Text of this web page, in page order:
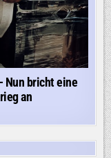
Nun bricht eine
an